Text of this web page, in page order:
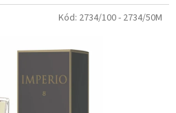
Kód: 2734/100- 2734/50M